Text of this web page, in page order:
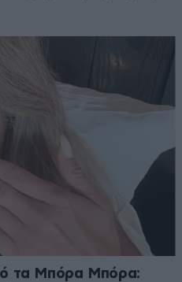
τα Μπόρα Μπόρα: